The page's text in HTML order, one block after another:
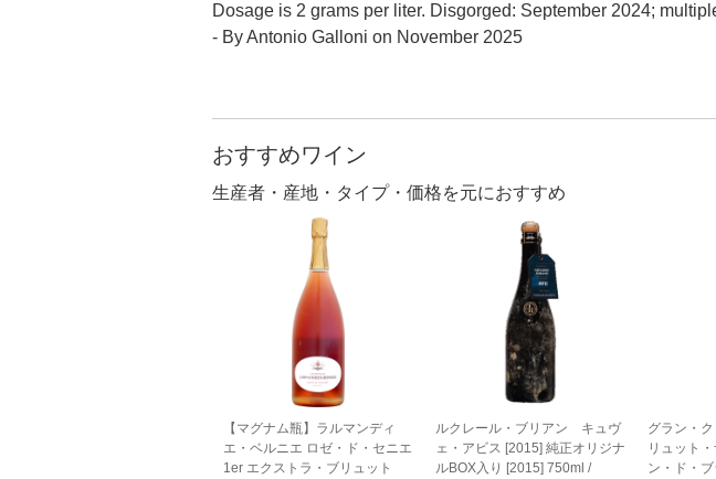
Dosage is 2 grams per liter. Disgorged: September 2024;
- By Antonio Galloni on November 2025
おすすめワイン
生産者・産地・タイプ・価格を元におすすめ
【マグナム瓶】ラルマンディ
エ・ベルニエ ロゼ・ド・セニエ
1er エクストラ・ブリュット
ルクレール・ブリアン キュヴ
ェ・アビス [2015] 純正オリジナ
ルBOX入り [2015] 750ml /
グラン・
リュット
ン・ド・